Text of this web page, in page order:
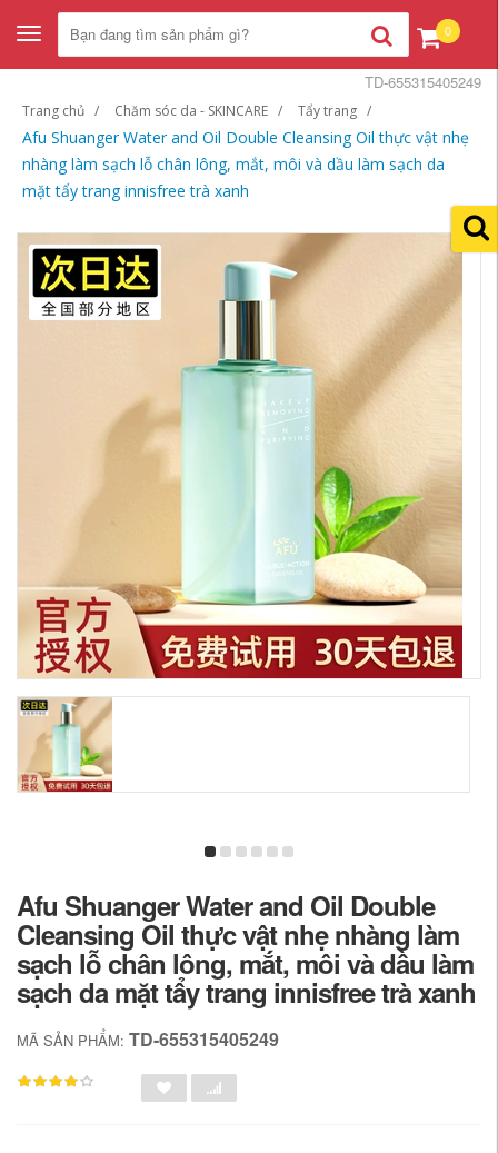
Toggle
navigation
0
Trang chủ Chăm sóc da - SKINCARE Tẩy trang
Afu Shuanger Water and Oil Double Cleansing Oil thực vật nhẹ
nhàng làm sạch lỗ chân lông, mắt, môi và dầu làm sạch da
mặt tẩy trang innisfree trà xanh
TD-655315405249
Afu Shuanger Water and Oil Double
Cleansing Oil thực vật nhẹ nhàng làm
sạch lỗ chân lông, mắt, môi và dầu làm
sạch da mặt tẩy trang innisfree trà xanh
MÃ SẢN PHẨM: TD-655315405249